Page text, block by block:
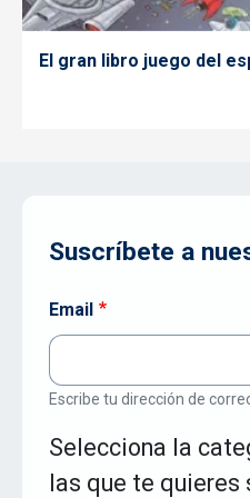
El gran libro juego del
Suscríbete a
Email
Escribe tu dirección de
Selecciona la
las que te quieres